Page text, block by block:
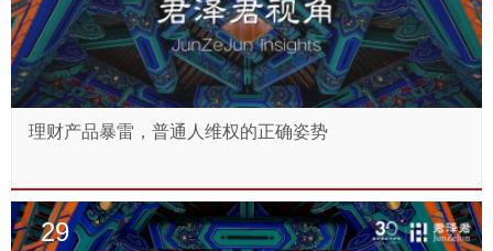
理财产品暴雷，普通人维权的正确姿势
29